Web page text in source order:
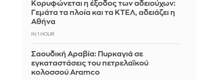
Κορυφώνεται η έξοδος των αδειούχων:
Γεμάτα τα πλοία και τα ΚΤΕΛ, αδειάζει η
Αθήνα
IN 1 HOUR
Σαουδική Αραβία: Πυρκαγιά σε
εγκαταστάσεις του πετρελαϊκού
κολοσσού Aramco